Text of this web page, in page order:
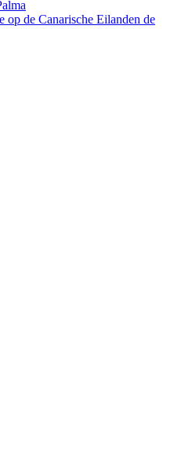
op de Canarische Eilanden de